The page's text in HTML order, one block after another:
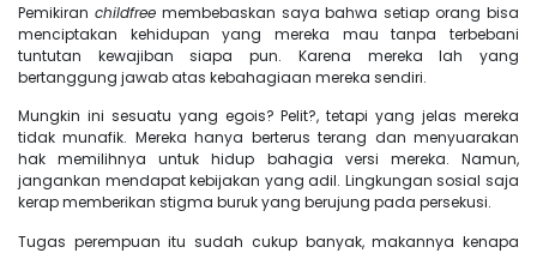
Pemikiran childfreemembebaskan saya bahwa setiap orang bisa
menciptakan kehidupan yang mereka mau tanpa terbebani
tuntutan kewajiban siapa pun. Karena mereka lah yang
bertanggung jawab atas kebahagiaan mereka sendiri.
Mungkin ini sesuatu yang egois? Pelit?, tetapi yang jelas mereka
tidak munafik. Mereka hanya berterus terang dan menyuarakan
hak memilihnya untuk hidup bahagia versi mereka. Namun,
jangankan mendapat kebijakan yang adil. Lingkungan sosial saja
kerap memberikan stigma buruk yang berujung pada persekusi.
Tugas perempuan itu sudah cukup banyak, makannya kenapa